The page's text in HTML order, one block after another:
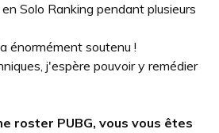
Solo Ranking pendant plusieurs
énormément soutenu !
j'espère pouvoir y remédier
roster PUBG, vous vous êtes